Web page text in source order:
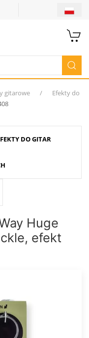
gitarowe
Efekty do
DO GITAR
Huge
efekt